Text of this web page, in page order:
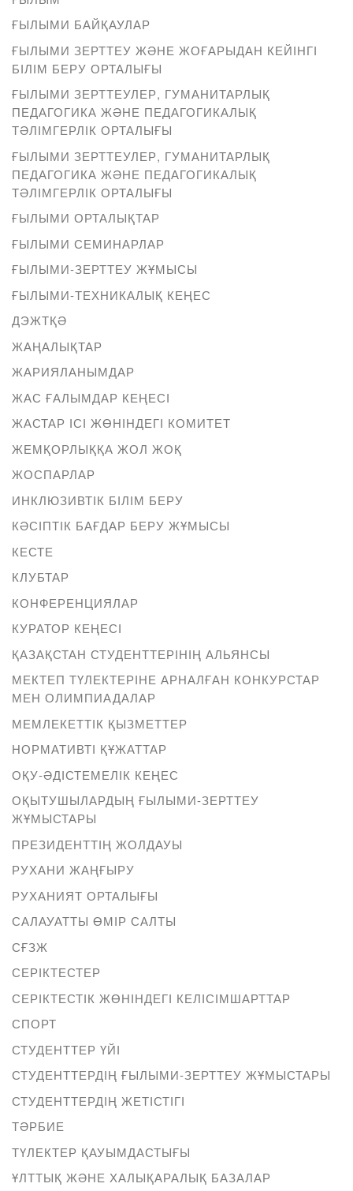
ҒЫЛЫМИ БАЙҚАУЛАР
ҒЫЛЫМИ ЗЕРТТЕУ ЖӘНЕ ЖОҒАРЫДАН КЕЙІНГІ
БІЛІМ БЕРУ ОРТАЛЫҒЫ
ҒЫЛЫМИ ЗЕРТТЕУЛЕР, ГУМАНИТАРЛЫҚ
ПЕДАГОГИКА ЖӘНЕ ПЕДАГОГИКАЛЫҚ
ТӘЛІМГЕРЛІК ОРТАЛЫҒЫ
ҒЫЛЫМИ ЗЕРТТЕУЛЕР, ГУМАНИТАРЛЫҚ
ПЕДАГОГИКА ЖӘНЕ ПЕДАГОГИКАЛЫҚ
ТӘЛІМГЕРЛІК ОРТАЛЫҒЫ
ҒЫЛЫМИ ОРТАЛЫҚТАР
ҒЫЛЫМИ СЕМИНАРЛАР
ҒЫЛЫМИ-ЗЕРТТЕУ ЖҰМЫСЫ
ҒЫЛЫМИ-ТЕХНИКАЛЫҚ КЕҢЕС
ДЭЖТҚӘ
ЖАҢАЛЫҚТАР
ЖАРИЯЛАНЫМДАР
ЖАС ҒАЛЫМДАР КЕҢЕСІ
ЖАСТАР ІСІ ЖӨНІНДЕГІ КОМИТЕТ
ЖЕМҚОРЛЫҚҚА ЖОЛ ЖОҚ
ЖОСПАРЛАР
ИНКЛЮЗИВТІК БІЛІМ БЕРУ
КӘСІПТІК БАҒДАР БЕРУ ЖҰМЫСЫ
КЕСТЕ
КЛУБТАР
КОНФЕРЕНЦИЯЛАР
КУРАТОР КЕҢЕСІ
ҚАЗАҚСТАН СТУДЕНТТЕРІНІҢ АЛЬЯНСЫ
МЕКТЕП ТҮЛЕКТЕРІНЕ АРНАЛҒАН КОНКУРСТАР
МЕН ОЛИМПИАДАЛАР
МЕМЛЕКЕТТІК ҚЫЗМЕТТЕР
НОРМАТИВТІ ҚҰЖАТТАР
ОҚУ-ӘДІСТЕМЕЛІК КЕҢЕС
ОҚЫТУШЫЛАРДЫҢ ҒЫЛЫМИ-ЗЕРТТЕУ
ЖҰМЫСТАРЫ
ПРЕЗИДЕНТТІҢ ЖОЛДАУЫ
РУХАНИ ЖАҢҒЫРУ
РУХАНИЯТ ОРТАЛЫҒЫ
САЛАУАТТЫ ӨМІР САЛТЫ
СҒЗЖ
СЕРІКТЕСТЕР
СЕРІКТЕСТІК ЖӨНІНДЕГІ КЕЛІСІМШАРТТАР
СПОРТ
СТУДЕНТТЕР ҮЙІ
СТУДЕНТТЕРДІҢ ҒЫЛЫМИ-ЗЕРТТЕУ ЖҰМЫСТАРЫ
СТУДЕНТТЕРДІҢ ЖЕТІСТІГІ
ТӘРБИЕ
ТҮЛЕКТЕР ҚАУЫМДАСТЫҒЫ
ҰЛТТЫҚ ЖӘНЕ ХАЛЫҚАРАЛЫҚ БАЗАЛАР